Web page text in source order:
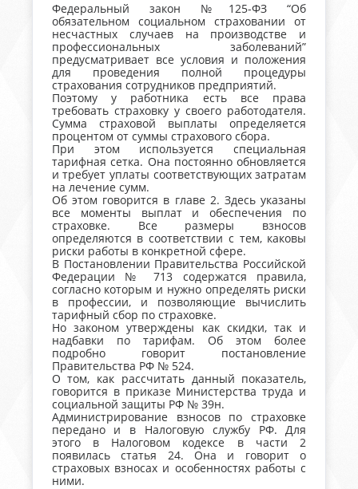
Федеральный закон №125-ФЗ “Об
обязательном социальном страховании от
несчастных случаев на производстве и
профессиональных заболеваний”
предусматривает все условия и положения
для проведения полной процедуры
страхования сотрудников предприятий.
Поэтому у работника есть все права
требовать страховку у своего работодателя.
Сумма страховой выплаты определяется
процентом от суммы страхового сбора.
При этом используется специальная
тарифная сетка. Она постоянно обновляется
и требует уплаты соответствующих затратам
на лечение сумм.
Об этом говорится в главе 2. Здесь указаны
все моменты выплат и обеспечения по
страховке. Все размеры взносов
определяются в соответствии с тем, каковы
риски работы в конкретной сфере.
В Постановлении Правительства Российской
Федерации № 713 содержатся правила,
согласно которым и нужно определять риски
в профессии, и позволяющие вычислить
тарифный сбор по страховке.
Но законом утверждены как скидки, так и
надбавки по тарифам. Об этом более
подробно говорит постановление
Правительства РФ № 524.
О том, как рассчитать данный показатель,
говорится в приказе Министерства труда и
социальной защиты РФ № 39н.
Администрирование взносов по страховке
передано и в Налоговую службу РФ. Для
этого в Налоговом кодексе в части 2
появилась статья 24. Она и говорит о
страховых взносах и особенностях работы с
ними.